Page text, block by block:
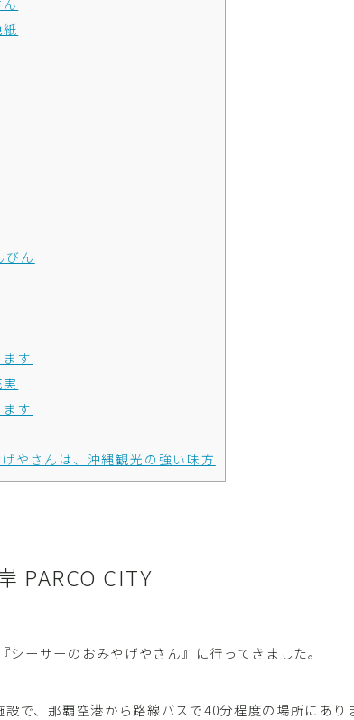
ん
す
す
やさんは、沖縄観光の強い味方
PARCO CITY
シーサーのおみやげやさん』に行ってきました。
設で、那覇空港から路線バスで40分程度の場所にあり